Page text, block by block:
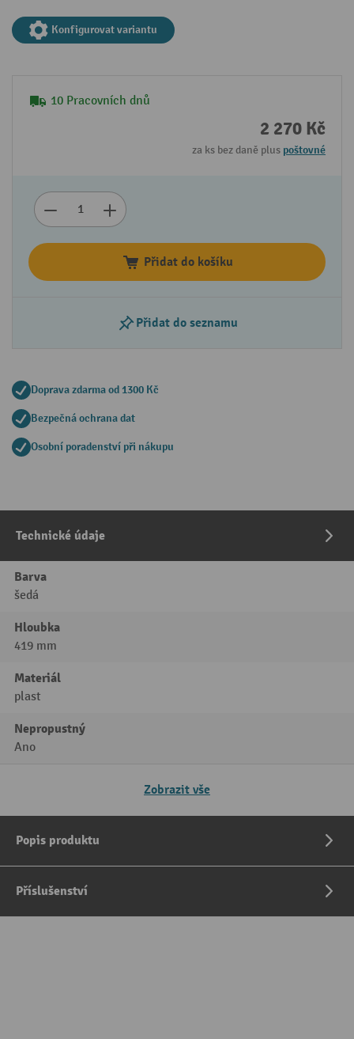
Konfigurovat variantu
10 Pracovních dnů
2 270 Kč
za ks bez daně plus poštovné
Přidat do košíku
Přidat do seznamu
Doprava zdarma od 1300 Kč
Bezpečná ochrana dat
Osobní poradenství při nákupu
Technické údaje
Barva
šedá
Hloubka
419 mm
Materiál
plast
Nepropustný
Ano
Zobrazit vše
Popis produktu
Příslušenství